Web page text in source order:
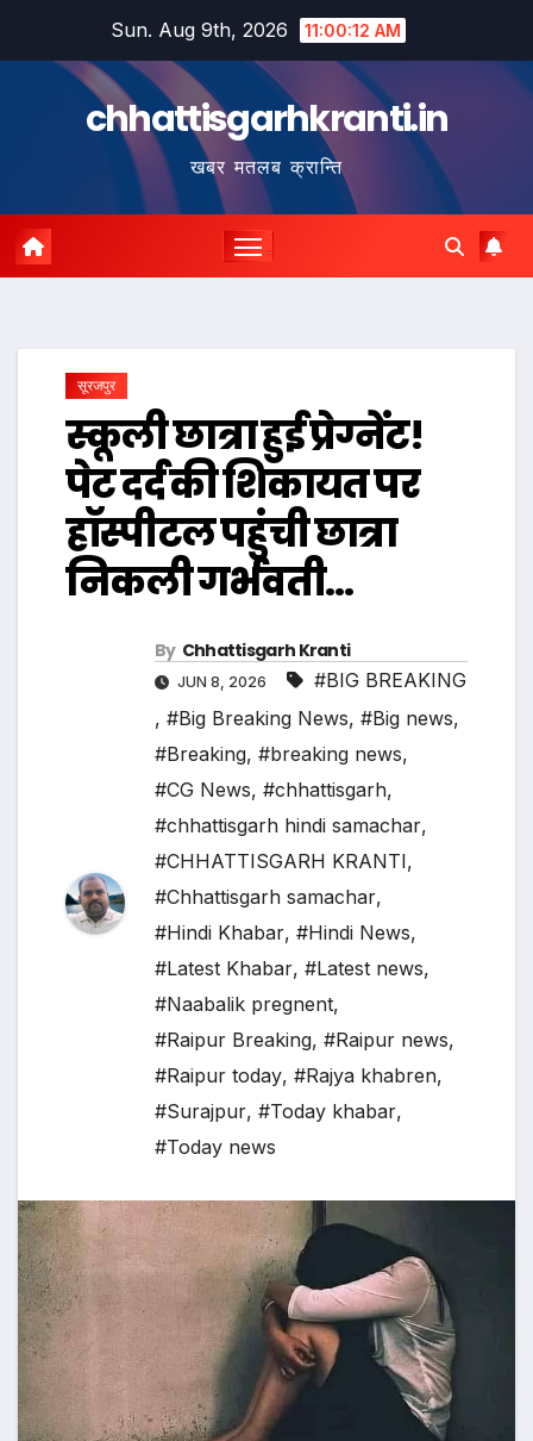
Sun. Aug 9th, 2026 11:00:13 AM
chhattisgarhkranti.in
खबर मतलब क्रान्ति
सूरजपुर
स्कूली छात्रा हुई प्रेग्नेंट!
पेट दर्द की शिकायत पर
हॉस्पीटल पहुंची छात्रा
निकली गर्भवती…
By Chhattisgarh Kranti
JUN 8, 2026
#BIG BREAKING
, #Big Breaking News, #Big news,
#Breaking, #breaking news,
#CG News, #chhattisgarh,
#chhattisgarh hindi samachar,
#CHHATTISGARH KRANTI,
#Chhattisgarh samachar,
#Hindi Khabar, #Hindi News,
#Latest Khabar, #Latest news,
#Naabalik pregnent,
#Raipur Breaking, #Raipur news,
#Raipur today, #Rajya khabren,
#Surajpur, #Today khabar,
#Today news